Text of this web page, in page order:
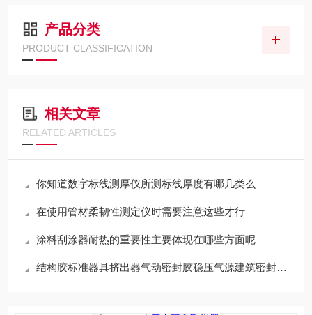
产品分类
PRODUCT CLASSIFICATION
相关文章
RELATED ARTICLES
你知道数字标线测厚仪所测标线厚度有哪几类么
在使用管材柔韧性测定仪时需要注意这些才行
涂料刮涂器耐热的重要性主要体现在哪些方面呢
结构胶标准器具挤出器气动密封胶稳压气源建筑密封材料挤出性黄铜